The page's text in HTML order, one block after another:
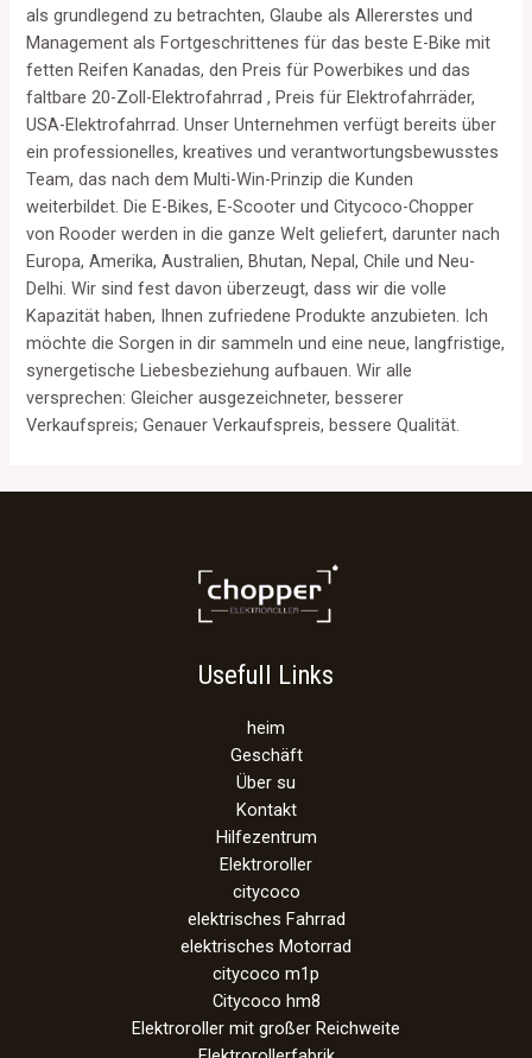
als grundlegend zu betrachten, Glaube als Allererstes und
Management als Fortgeschrittenes für das beste E-Bike mit
fetten Reifen Kanadas, den Preis für Powerbikes und das
faltbare 20-Zoll-Elektrofahrrad , Preis für Elektrofahrräder,
USA-Elektrofahrrad. Unser Unternehmen verfügt bereits über
ein professionelles, kreatives und verantwortungsbewusstes
Team, das nach dem Multi-Win-Prinzip die Kunden
weiterbildet. Die E-Bikes, E-Scooter und Citycoco-Chopper
von Rooder werden in die ganze Welt geliefert, darunter nach
Europa, Amerika, Australien, Bhutan, Nepal, Chile und Neu-
Delhi. Wir sind fest davon überzeugt, dass wir die volle
Kapazität haben, Ihnen zufriedene Produkte anzubieten. Ich
möchte die Sorgen in dir sammeln und eine neue, langfristige,
synergetische Liebesbeziehung aufbauen. Wir alle
versprechen: Gleicher ausgezeichneter, besserer
Verkaufspreis; Genauer Verkaufspreis, bessere Qualität.
Usefull Links
heim
Geschäft
Über su
Kontakt
Hilfezentrum
Elektroroller
citycoco
elektrisches Fahrrad
elektrisches Motorrad
citycoco m1p
Citycoco hm8
Elektroroller mit großer Reichweite